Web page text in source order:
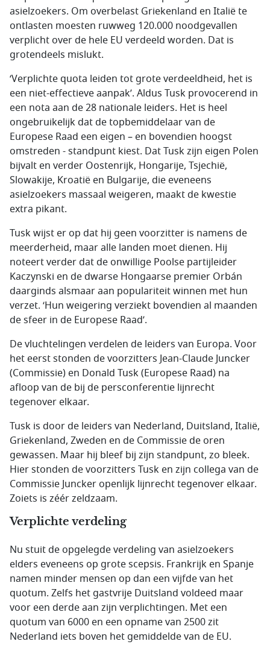
asielzoekers. Om overbelast Griekenland en Italië te
ontlasten moesten ruwweg 120.000 noodgevallen
verplicht over de hele EU verdeeld worden. Dat is
grotendeels mislukt.
‘Verplichte quota leiden tot grote verdeeldheid, het is
een niet-effectieve aanpak’. Aldus Tusk provocerend in
een nota aan de 28 nationale leiders. Het is heel
ongebruikelijk dat de topbemiddelaar van de
Europese Raad een eigen – en bovendien hoogst
omstreden - standpunt kiest. Dat Tusk zijn eigen Polen
bijvalt en verder Oostenrijk, Hongarije, Tsjechië,
Slowakije, Kroatië en Bulgarije, die eveneens
asielzoekers massaal weigeren, maakt de kwestie
extra pikant.
Tusk wijst er op dat hij geen voorzitter is namens de
meerderheid, maar alle landen moet dienen. Hij
noteert verder dat de onwillige Poolse partijleider
Kaczynski en de dwarse Hongaarse premier Orbán
daarginds alsmaar aan populariteit winnen met hun
verzet. ‘Hun weigering verziekt bovendien al maanden
de sfeer in de Europese Raad’.
De vluchtelingen verdelen de leiders van Europa. Voor
het eerst stonden de voorzitters Jean-Claude Juncker
(Commissie) en Donald Tusk (Europese Raad) na
afloop van de bij de persconferentie lijnrecht
tegenover elkaar.
Tusk is door de leiders van Nederland, Duitsland, Italië,
Griekenland, Zweden en de Commissie de oren
gewassen. Maar hij bleef bij zijn standpunt, zo bleek.
Hier stonden de voorzitters Tusk en zijn collega van de
Commissie Juncker openlijk lijnrecht tegenover elkaar.
Zoiets is zéér zeldzaam.
Verplichte verdeling
Nu stuit de opgelegde verdeling van asielzoekers
elders eveneens op grote scepsis. Frankrijk en Spanje
namen minder mensen op dan een vijfde van het
quotum. Zelfs het gastvrije Duitsland voldeed maar
voor een derde aan zijn verplichtingen. Met een
quotum van 6000 en een opname van 2500 zit
Nederland iets boven het gemiddelde van de EU.